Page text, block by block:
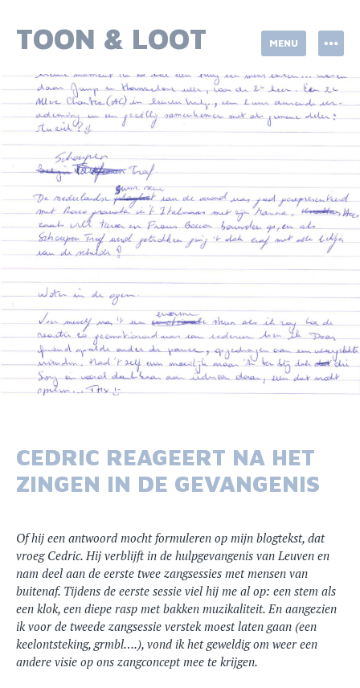
content
TOON & LOOT MENU
CEDRIC REAGEERT NA HET
ZINGEN IN DE GEVANGENIS
Of hij een antwoord mocht formuleren op mijn blogtekst, dat
vroeg Cedric. Hij verblijft in de hulpgevangenis van Leuven en
nam deel aan de eerste twee zangsessies met mensen van
buitenaf. Tijdens de eerste sessie viel hij me al op: een stem als
een klok, een diepe rasp met bakken muzikaliteit. En aangezien
ik voor de tweede zangsessie verstek moest laten gaan (een
keelontsteking, grmbl….), vond ik het geweldig om weer een
andere visie op ons zangconcept mee te krijgen.